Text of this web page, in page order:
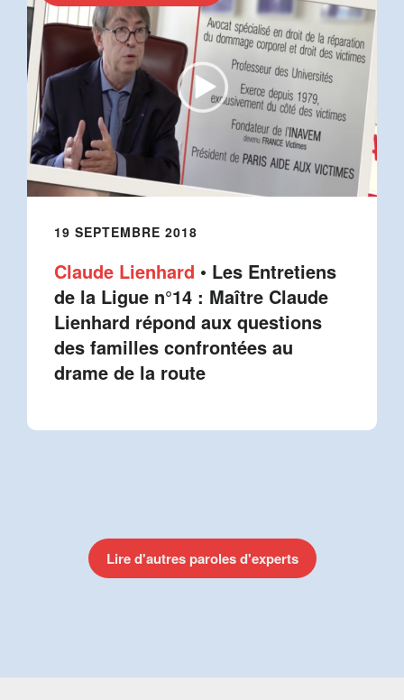
19 SEPTEMBRE 2018
Claude Lienhard • Les Entretiens
de la Ligue n°14 : Maître Claude
Lienhard répond aux questions
des familles confrontées au
drame de la route
Lire d'autres paroles d'experts